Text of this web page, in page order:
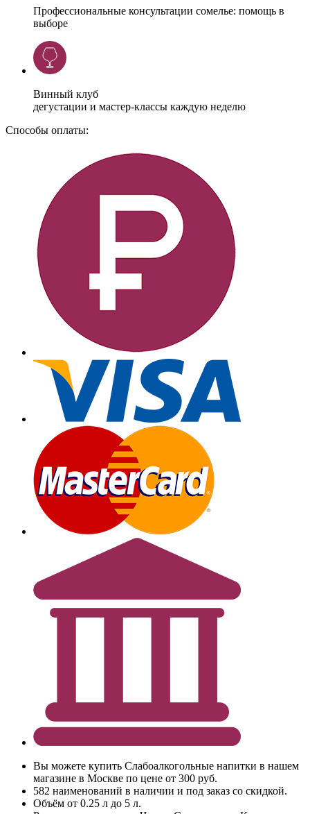
Профессиональные консультации сомелье: помощь в
выборе
Винный клуб
дегустации и мастер-классы каждую неделю
Способы оплаты:
Вы можете купить Слабоалкогольные напитки в нашем
магазине в Москве по цене от 300 руб.
582 наименований в наличии и под заказ со скидкой.
Объём от 0.25 л до 5 л.